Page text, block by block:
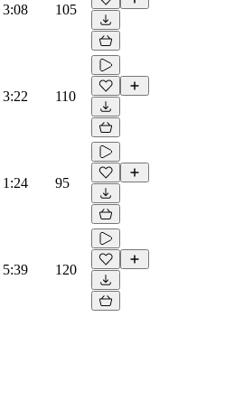
3:08 105
3:22 110
1:24 95
5:39 120